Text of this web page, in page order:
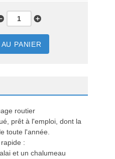
PANIER
routier
prêt à l'emploi, dont la
toute l'année.
:
et un chalumeau